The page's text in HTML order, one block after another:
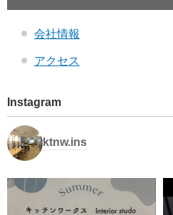
会社情報
アクセス
Instagram
ktnw.ins